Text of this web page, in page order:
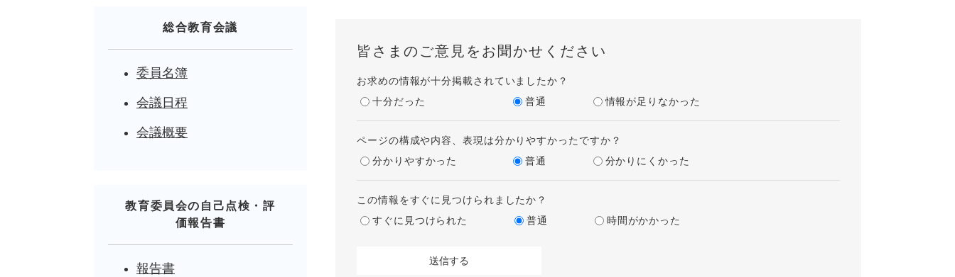
皆さまのご意見をお聞かせください
お求めの情報が十分掲載されていましたか？
十分だった
普通 情報が足りなかった
ページの構成や内容、表現は分かりやすかったですか？
分かりやすかった
普通 分かりにくかった
この情報をすぐに見つけられましたか？
すぐに見つけられた
普通 時間がかかった
総合教育会議
委員名簿
会議日程
会議概要
教育委員会の自己点検・評
価報告書
報告書